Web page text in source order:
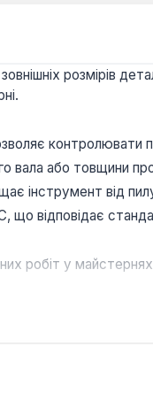
розмірів
контролювати
вала або товщини
інструмент від
що відповідає
у майстернях